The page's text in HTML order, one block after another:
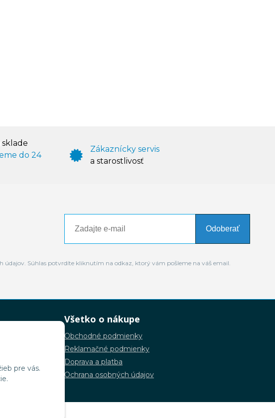
pre vás.
sklade
do 24
Zákaznícky servis
a starostlivosť
Odoberať
údajov. Súhlas potvrdíte kliknutím na odkaz, ktorý vám pošleme na váš email.
Všetko o nákupe
Obchodné podmienky
Reklamačné podmienky
Doprava a platba
Ochrana osobných údajov